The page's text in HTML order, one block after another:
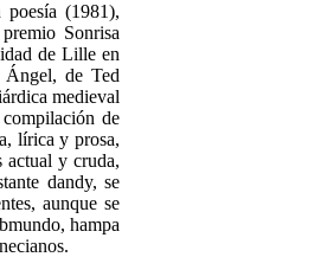
(1981),
Sonrisa
de Lille en
de Ted
medieval
de
lírica y prosa,
actual y cruda,
dandy, se
aunque se
hampa